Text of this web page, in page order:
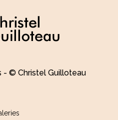
- © Christel Guilloteau